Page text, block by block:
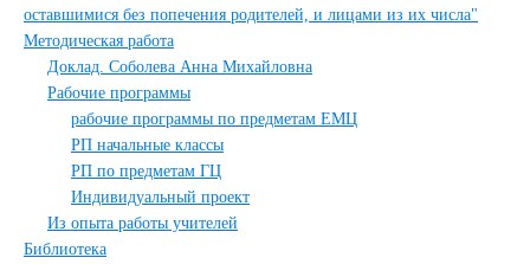
оставшимися без попечения родителей, и лицами из их числа"
Методическая работа
Доклад. Соболева Анна Михайловна
Рабочие программы
рабочие программы по предметам ЕМЦ
РП начальные классы
РП по предметам ГЦ
Индивидуальный проект
Из опыта работы учителей
Библиотека